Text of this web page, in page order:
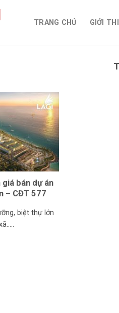
TRANG CHỦ GIỚI
bán dự án
– CĐT 577
biệt thự lớn